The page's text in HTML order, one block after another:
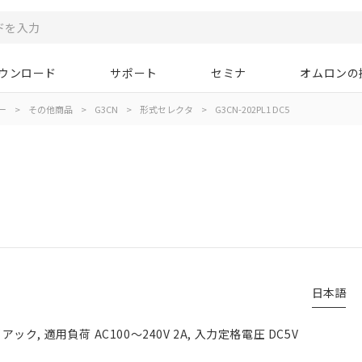
ンロード サポート セミナ オムロン
> その他商品 > G3CN > 形式セレクタ > G3CN-202PL1 DC5
日本語
ック, 適用負荷 AC100～240V 2A, 入力定格電圧 DC5V